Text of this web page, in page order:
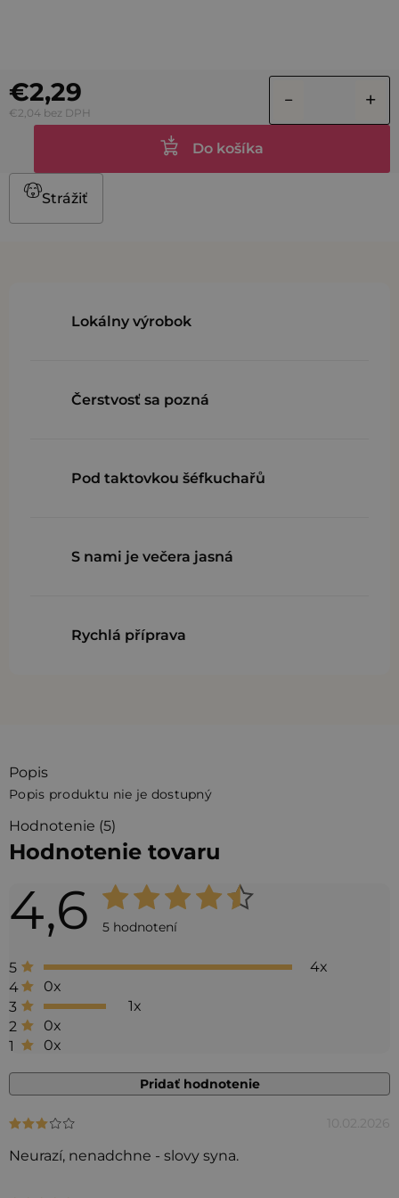
€2,29
€2,04 bez DPH
Do košíka
Strážiť
Lokálny výrobok
Čerstvosť sa pozná
Pod taktovkou šéfkuchařů
S nami je večera jasná
Rychlá příprava
Popis
Popis produktu nie je dostupný
Hodnotenie (5)
Hodnotenie tovaru
4,6
Priemerné
hodnotenie
je
4,6
5 hodnotení
5
4x
4
0x
3
1x
2
0x
1
0x
Pridať hodnotenie
V
ý
Hodnotenie produktu je 3 z 5 hviezdičiek. 10.02.2026
Neurazí, nenadchne - slovy syna.